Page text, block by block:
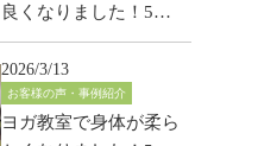
良くなりました！50
代・女性・保谷教室
2026/3/13
お客様の声・事例紹介
ヨガ教室で身体が柔ら